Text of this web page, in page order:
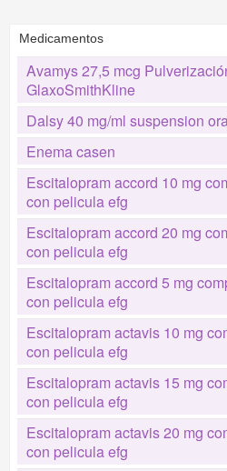
Medicamentos
Avamys 27,5 mcg
GlaxoSmithKline
Dalsy 40 mg/ml suspension
Enema casen
Escitalopram accord 10 mg
con pelicula efg
Escitalopram accord 20 mg
con pelicula efg
Escitalopram accord 5 mg
con pelicula efg
Escitalopram actavis 10 mg
con pelicula efg
Escitalopram actavis 15 mg
con pelicula efg
Escitalopram actavis 20 mg
con pelicula efg